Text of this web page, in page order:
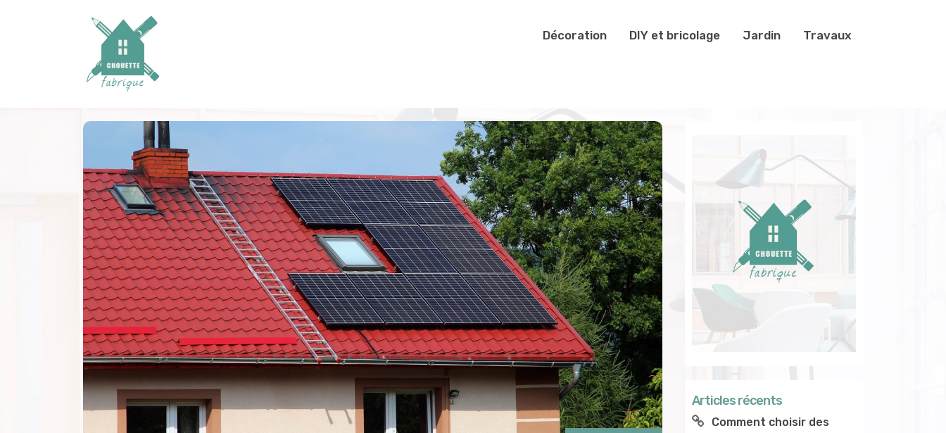
Décoration DIY et bricolage Jardin Travaux
Articles récents
Comment choisir des